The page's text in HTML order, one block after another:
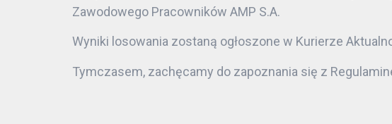
Zawodowego Pracowników AMP S.A.
Wyniki losowania zostaną ogłoszone w Kurierze
Tymczasem, zachęcamy do zapoznania się z